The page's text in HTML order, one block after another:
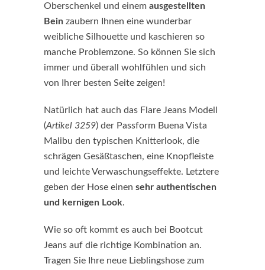
Oberschenkel und einem ausgestellten
Bein zaubern Ihnen eine wunderbar
weibliche Silhouette und kaschieren so
manche Problemzone. So können Sie sich
immer und überall wohlfühlen und sich
von Ihrer besten Seite zeigen!
Natürlich hat auch das Flare Jeans Modell
(Artikel 3259) der Passform Buena Vista
Malibu den typischen Knitterlook, die
schrägen Gesäßtaschen, eine Knopfleiste
und leichte Verwaschungseffekte. Letztere
geben der Hose einen sehr authentischen
und kernigen Look.
Wie so oft kommt es auch bei Bootcut
Jeans auf die richtige Kombination an.
Tragen Sie Ihre neue Lieblingshose zum